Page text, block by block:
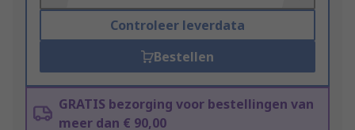
Controleer leverdata
Bestellen
GRATIS bezorging voor bestellingen van
meer dan € 90,00